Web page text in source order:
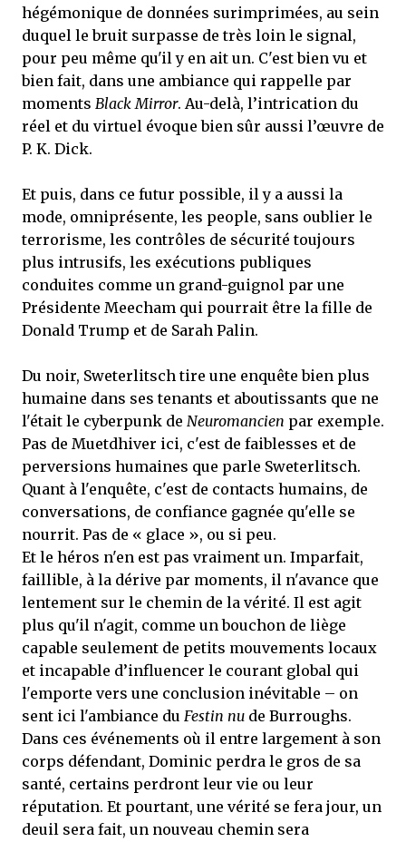
hégémonique de données surimprimées, au sein
duquel le bruit surpasse de très loin le signal,
pour peu même qu'il y en ait un. C'est bien vu et
bien fait, dans une ambiance qui rappelle par
moments Black Mirror. Au-delà, l’intrication du
réel et du virtuel évoque bien sûr aussi l’œuvre de
P. K. Dick.
Et puis, dans ce futur possible, il y a aussi la
mode, omniprésente, les people, sans oublier le
terrorisme, les contrôles de sécurité toujours
plus intrusifs, les exécutions publiques
conduites comme un grand-guignol par une
Présidente Meecham qui pourrait être la fille de
Donald Trump et de Sarah Palin.
Du noir, Sweterlitsch tire une enquête bien plus
humaine dans ses tenants et aboutissants que ne
l'était le cyberpunk de Neuromancien par exemple.
Pas de Muetdhiver ici, c'est de faiblesses et de
perversions humaines que parle Sweterlitsch.
Quant à l'enquête, c'est de contacts humains, de
conversations, de confiance gagnée qu'elle se
nourrit. Pas de « glace », ou si peu.
Et le héros n'en est pas vraiment un. Imparfait,
faillible, à la dérive par moments, il n'avance que
lentement sur le chemin de la vérité. Il est agit
plus qu'il n'agit, comme un bouchon de liège
capable seulement de petits mouvements locaux
et incapable d’influencer le courant global qui
l'emporte vers une conclusion inévitable – on
sent ici l'ambiance du Festin nu de Burroughs.
Dans ces événements où il entre largement à son
corps défendant, Dominic perdra le gros de sa
santé, certains perdront leur vie ou leur
réputation. Et pourtant, une vérité se fera jour, un
deuil sera fait, un nouveau chemin sera